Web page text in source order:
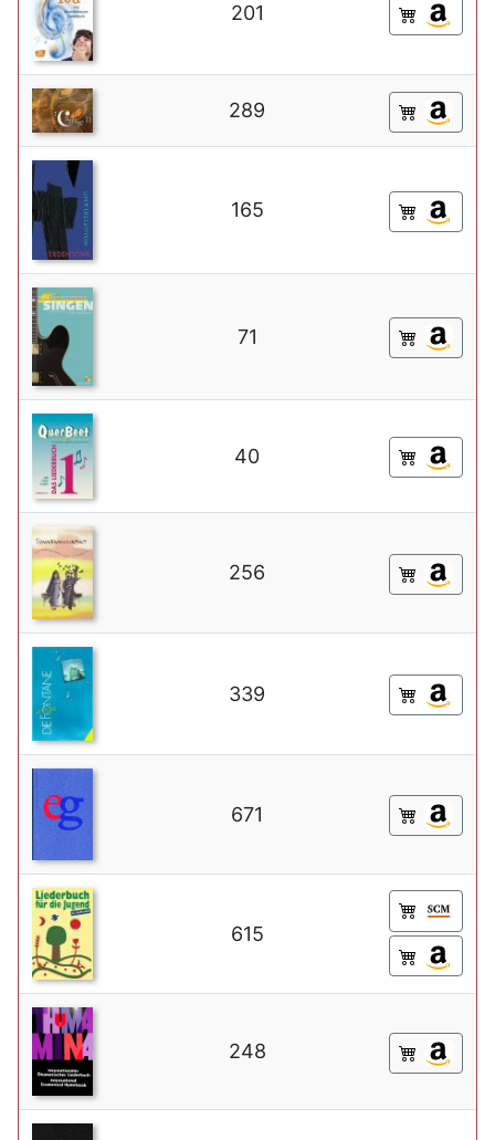
201
289
165
71
40
256
339
671
615
248